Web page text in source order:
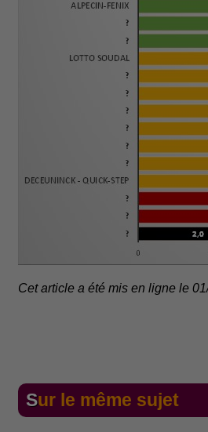
Cet article a été mis en ligne le
Sur le même sujet